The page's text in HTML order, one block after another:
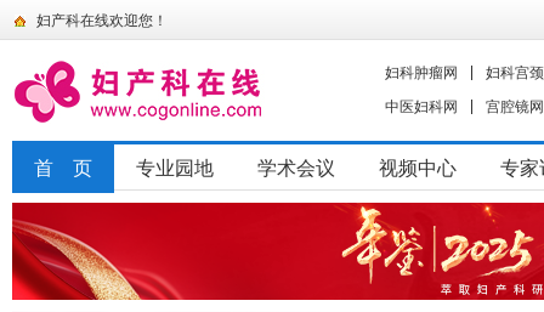
妇产科在线欢迎您！
妇科肿瘤网
妇科宫
中医妇科网
宫腔镜网
首 页 专业园地 学术会议 视频中心 专家